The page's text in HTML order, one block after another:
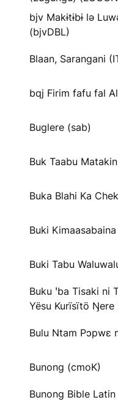
bjv Makɨtɨbɨ lə
(bjvDBL)
Blaan, Sarangani
bqj Firim fafu fal
Buglere (sab)
Buk Taabu
Buka Blahi Ka
Buki Kimaasabaina
Buki Tabu
Buku ꞌba Tisaki ni
Yësu Kurïsïtö Ŋere
Bulu Ntam Pɔpwɛ
Bunong (cmoK)
Bunong Bible